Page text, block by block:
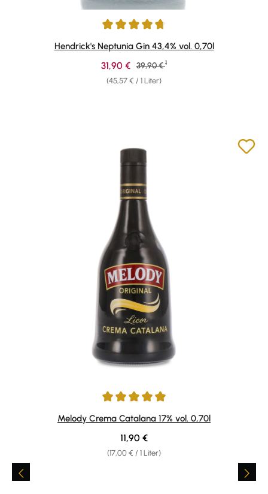
Durchschnittliche Bewertung von 4.82 von 5 Sternen
Hendrick's Neptunia Gin 43,4% vol. 0,70l
(45,57 € / 1 Liter)
Verkaufspreis:
31,90 € Regulärer Preis:
39,90 € 1
Durchschnittliche Bewertung von 4.91 von 5 Sternen
Melody Crema Catalana 17% vol. 0,70l
(17,00 € / 1 Liter)
Regulärer Preis:
11,90 €